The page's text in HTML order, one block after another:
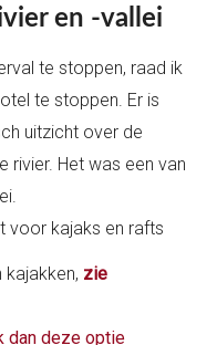
en -vallei
te stoppen, raad ik
te stoppen. Er is
uitzicht over de
rivier. Het was een van
voor kajaks en rafts
kajakken, zie
dan deze optie